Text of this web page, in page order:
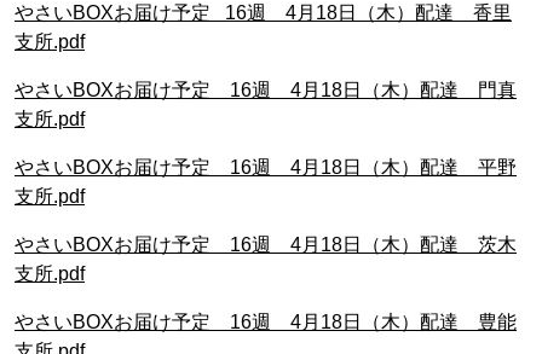
やさいBOXお届け予定 16週 4月18日（木）配達 香里
支所.pdf
やさいBOXお届け予定 16週 4月18日（木）配達 門真
支所.pdf
やさいBOXお届け予定 16週 4月18日（木）配達 平野
支所.pdf
やさいBOXお届け予定 16週 4月18日（木）配達 茨木
支所.pdf
やさいBOXお届け予定 16週 4月18日（木）配達 豊能